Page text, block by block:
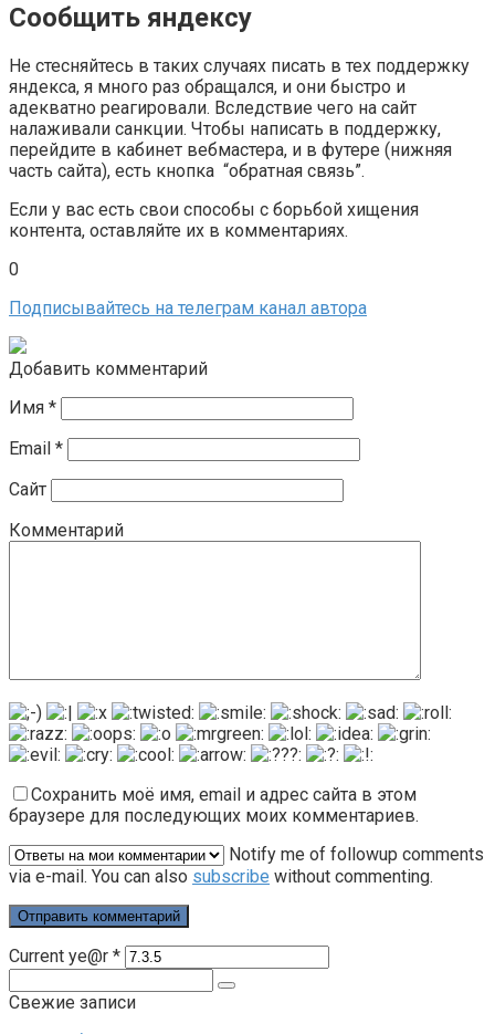
Сообщить яндексу
Не стесняйтесь в таких случаях писать в тех поддержку
яндекса, я много раз обращался, и они быстро и
адекватно реагировали. Вследствие чего на сайт
налаживали санкции. Чтобы написать в поддержку,
перейдите в кабинет вебмастера, и в футере (нижняя
часть сайта), есть кнопка “обратная связь”.
Если у вас есть свои способы с борьбой хищения
контента, оставляйте их в комментариях.
0
Подписывайтесь на телеграм канал автора
Добавить комментарий
Имя *
Email *
Сайт
Комментарий
Сохранить моё имя, email и адрес сайта в этом
браузере для последующих моих комментариев.
Notify me of followup comments
via e-mail. You can also subscribe without commenting.
Current ye@r *
Свежие записи